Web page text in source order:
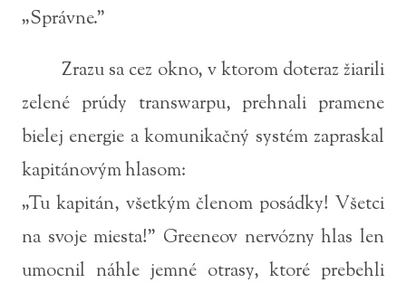
„Správne.”
Zrazu sa cez okno, v ktorom doteraz žiarili
zelené prúdy transwarpu, prehnali pramene
bielej energie a komunikačný systém zapraskal
kapitánovým hlasom:
„Tu kapitán, všetkým členom posádky! Všetci
na svoje miesta!” Greeneov nervózny hlas len
umocnil náhle jemné otrasy, ktoré prebehli